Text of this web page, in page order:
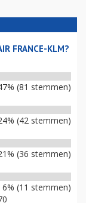
FRANCE-KLM?
(81 stemmen)
(42 stemmen)
(36 stemmen)
6% (11 stemmen)